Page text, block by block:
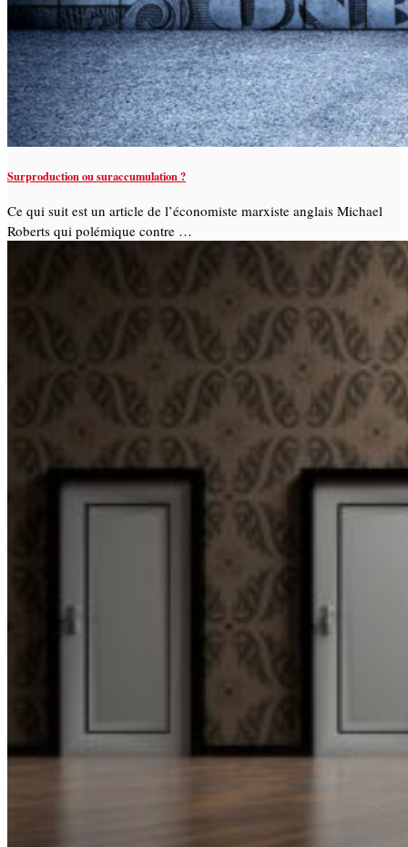
Surproduction ou suraccumulation ?
Ce qui suit est un article de l’économiste marxiste anglais Michael
Roberts qui polémique contre …